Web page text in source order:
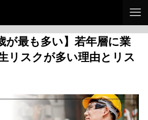
が最も多い】若年層に業
リスクが多い理由とリス